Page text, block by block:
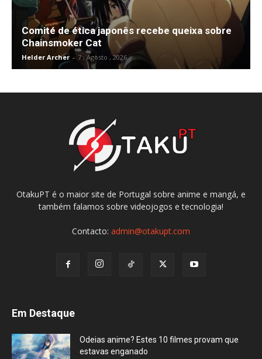
Comité de ética japonês recebe queixa sobre
Chainsmoker Cat
Helder Archer - 7 , Agosto , 2026
OtakuPT é o maior site de Portugal sobre anime e mangá, e
também falamos sobre videojogos e tecnologia!
Contacto: admin@otakupt.com
Em Destaque
Odeias anime? Estes 10 filmes provam que
estavas enganado